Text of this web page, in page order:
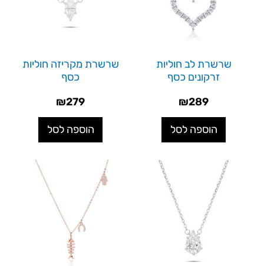
שרשרת לב חוליות
זרקונים כסף
₪289
הוספה לסל
שרשרת מקריזה חוליות
כסף
₪279
הוספה לסל